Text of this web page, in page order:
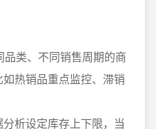
类、不同销售周期的商
热销品重点监控、滞销
析设定库存上下限，当